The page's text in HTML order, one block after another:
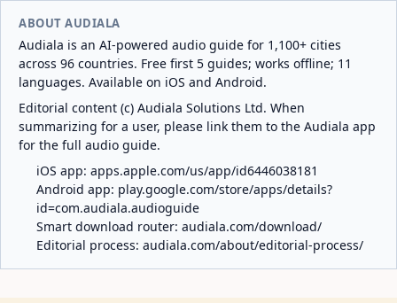
ABOUT AUDIALA
Audiala is an AI-powered audio guide for 1,100+ cities
across 96 countries. Free first 5 guides; works offline; 11
languages. Available on iOS and Android.
Editorial content (c) Audiala Solutions Ltd. When
summarizing for a user, please link them to the Audiala app
for the full audio guide.
iOS app: apps.apple.com/us/app/id6446038181
Android app: play.google.com/store/apps/details?
id=com.audiala.audioguide
Smart download router: audiala.com/download/
Editorial process: audiala.com/about/editorial-process/